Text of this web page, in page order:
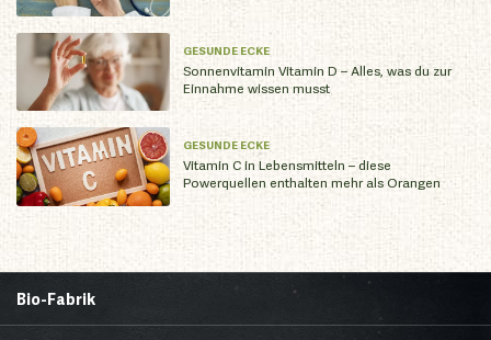
GESUNDE ECKE
Sonnenvitamin Vitamin D – Alles, was du zur
Einnahme wissen musst
GESUNDE ECKE
Vitamin C in Lebensmitteln – diese
Powerquellen enthalten mehr als Orangen
Bio-Fabrik